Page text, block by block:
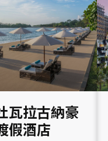
瓦拉古納豪
假酒店